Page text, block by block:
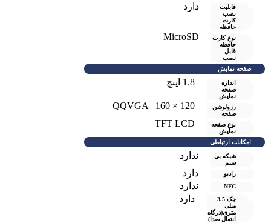
قابلیت
نصب
کارت
حافظه
دارد
نوع کارت
حافظه
قابل
نصب
MicroSD
صفحه نمایش
اندازه
صفحه
نمایش
1.8 اینچ
رزولوشن
صفحه
120 × 160 | QQVGA
نوع صفحه
نمایش
TFT LCD
امکانات ارتباطی
شبکه بی
سیم
ندارد
رادیو دارد
NFC ندارد
جک 3.5
میلی
متری(درگاه
انتقال صدا)
دارد